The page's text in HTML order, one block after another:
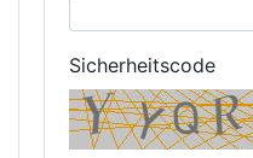
Sicherheitscode